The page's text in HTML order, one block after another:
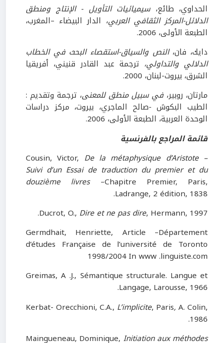
الحداوي، طائع،سيميائيات التأويل - الإنتاج ومنطق
الدلائل-المركز الثقافي العربي، الدار البيضاء –المغرب،
الطبعة الأولى، 2006.
دايك، فان،النص والسياق-استقصاء البحث في الخطاب
الدلالي والتداولي، ترجمة عبد القادر قنيني، أفريقيا
الشرق، بيروت-لبنان، 2000.
مارتان، روبير،في سبيل منطق للمعنى، ترجمة وتقديم :
الطيب البكوش -صالح الماجري، بيروت، مركز دراسات
الوحدة العربية، الطبعة الأولى، 2006.
قائمة المراجع بالفرنسية
Cousin, Victor, De la métaphysique d’Aristote –
Suivi d’un Essai de traduction du premier et du
douzième livres–Chapitre Premier, Paris,
Ladrange, 2 édition, 1838.
Ducrot, O., Dire et ne pas dire, Hermann, 1997.
Germdhait, Henriette, Article –Département
d’études Française de l’université de Toronto
1998/2004 In www .linguiste.com
Greimas, A .J., Sémantique structurale. Langue et
Langage, Larousse, 1966.
Kerbat- Orecchioni, C.A., L’implicite, Paris,A. Colin,
1986.
Maingueneau, Dominique, Initiation aux méthodes